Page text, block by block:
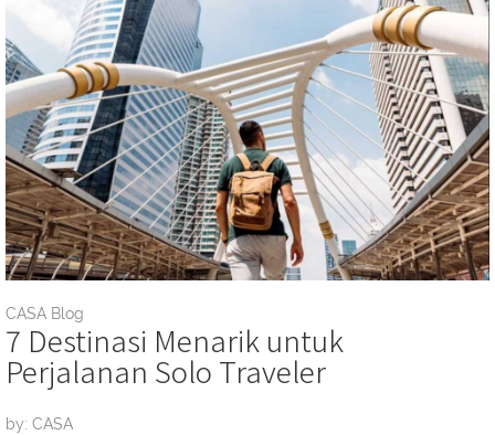
CASA Blog
7 Destinasi Menarik untuk
Perjalanan Solo Traveler
by: CASA